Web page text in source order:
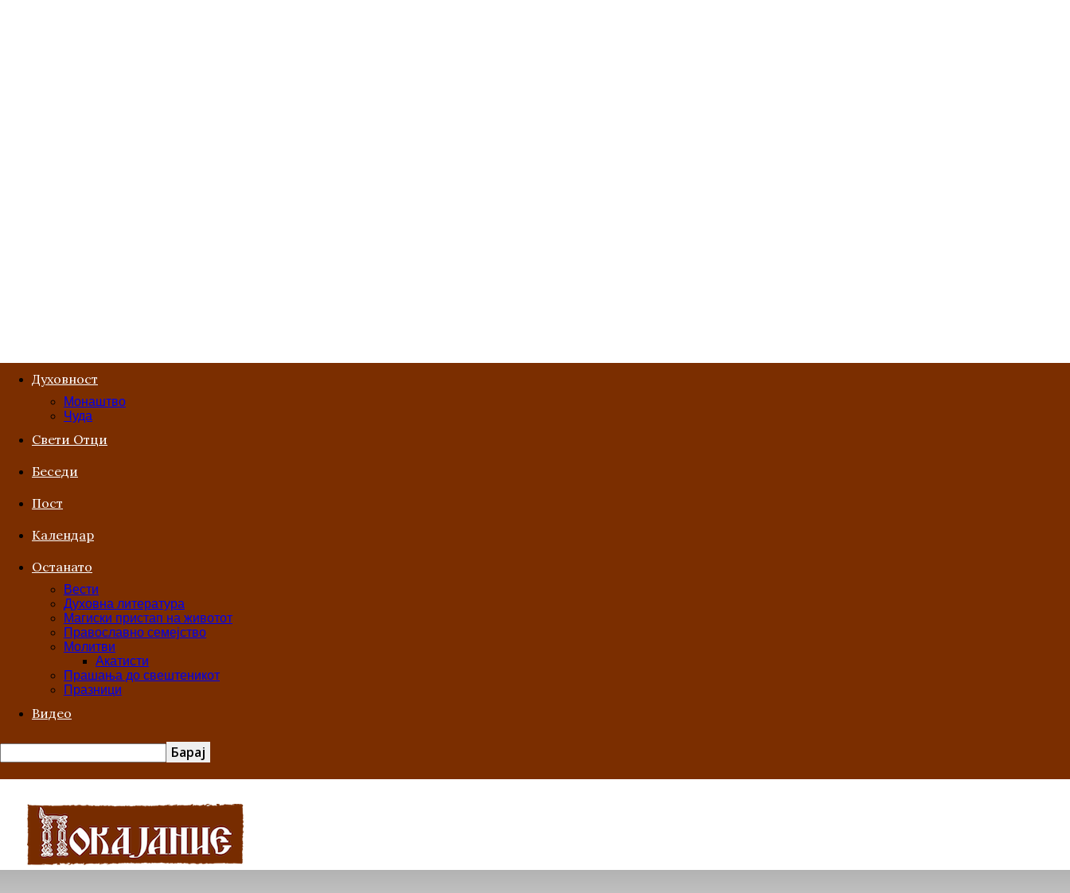
Духовност
Монаштво
Чуда
Свети Отци
Беседи
Пост
Kалендар
Останато
Вести
Духовна литература
Магиски пристап на животот
Православно семејство
Молитви
Акатисти
Прашања до свештеникот
Празници
Видео
Покајание